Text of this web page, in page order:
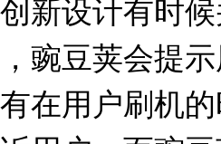
设计有时候
豌豆荚会提
在用户刷机